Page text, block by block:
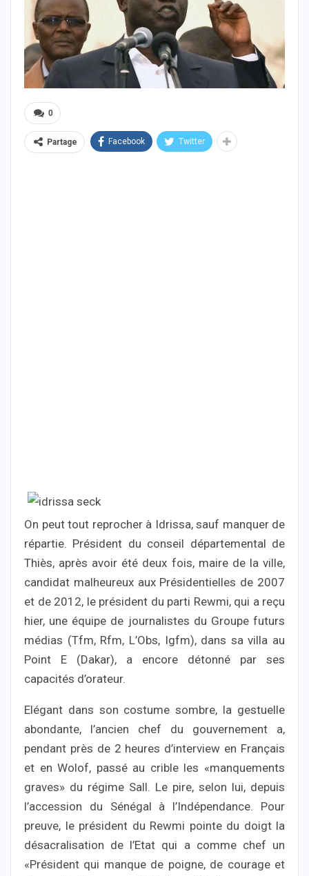
0
Partage Facebook Twitter
On peut tout reprocher à Idrissa, sauf manquer de
répartie. Président du conseil départemental de
Thiès, après avoir été deux fois, maire de la ville,
candidat malheureux aux Présidentielles de 2007
et de 2012, le président du parti Rewmi, qui a reçu
hier, une équipe de journalistes du Groupe futurs
médias (Tfm, Rfm, L’Obs, Igfm), dans sa villa au
Point E (Dakar), a encore détonné par ses
capacités d’orateur.
Elégant dans son costume sombre, la gestuelle
abondante, l’ancien chef du gouvernement a,
pendant près de 2 heures d’interview en Français
et en Wolof, passé au crible les «manquements
graves» du régime Sall. Le pire, selon lui, depuis
l’accession du Sénégal à l’Indépendance. Pour
preuve, le président du Rewmi pointe du doigt la
désacralisation de l’Etat qui a comme chef un
«Président qui manque de poigne, de courage et